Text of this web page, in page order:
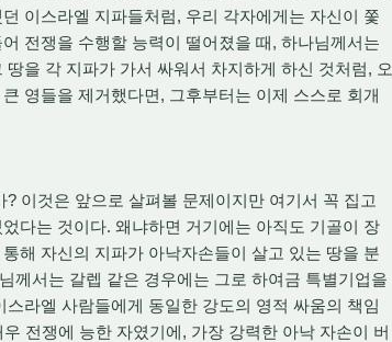
이스라엘 지파들처럼, 우리 각자에게는 자신이 쫓
전쟁을 수행할 능력이 떨어졌을 때, 하나님께서는
을 각 지파가 가서 싸워서 차지하게 하신 것처럼, 오
영들을 제거했다면, 그후부터는 이제 스스로 회개
이것은 앞으로 살펴볼 문제이지만 여기서 꼭 집고
다는 것이다. 왜냐하면 거기에는 아직도 기골이 장
해 자신의 지파가 아낙자손들이 살고 있는 땅을 분
께서는 갈렙 같은 경우에는 그로 하여금 특별기업을
라엘 사람들에게 동일한 강도의 영적 싸움의 책임
전쟁에 능한 자였기에, 가장 강력한 아낙 자손이 버